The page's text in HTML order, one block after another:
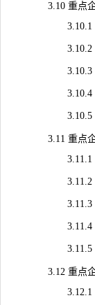
3.10 重点企
3.10.1 重点
3.10.2 重点
3.10.3 重点
3.10.4 重点
3.10.5 重
3.11 重点企
3.11.1 重点
3.11.2 重点
3.11.3 重点
3.11.4 重点
3.11.5 重
3.12 重点企
3.12.1 重点